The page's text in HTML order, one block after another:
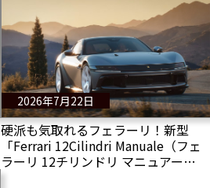
2026年7月22日
硬派も気取れるフェラーリ！新型
「Ferrari 12Cilindri Manuale（フェ
ラーリ 12チリンドリ マニュアー
レ）」はV12と3ペダルで”操る歓